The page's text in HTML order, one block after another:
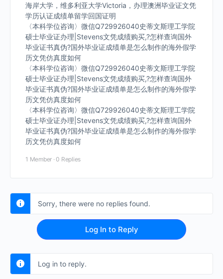
海岸大学，维多利亚大学Victoria，办理澳洲毕业证文凭
学历认证成绩单留学回国证明
〈本科学位咨询〉微信Q729926040史蒂文斯理工学院
硕士毕业证办理|Stevens文凭成绩购买,?怎样查询国外
毕业证书真伪?国外毕业证成绩单是怎么制作的海外假学
历文凭仿真度如何
〈本科学位咨询〉微信Q729926040史蒂文斯理工学院
硕士毕业证办理|Stevens文凭成绩购买,?怎样查询国外
毕业证书真伪?国外毕业证成绩单是怎么制作的海外假学
历文凭仿真度如何
〈本科学位咨询〉微信Q729926040史蒂文斯理工学院
硕士毕业证办理|Stevens文凭成绩购买,?怎样查询国外
毕业证书真伪?国外毕业证成绩单是怎么制作的海外假学
历文凭仿真度如何
1 Member · 0 Replies
Sorry, there were no replies found.
Log In to Reply
Log in to reply.